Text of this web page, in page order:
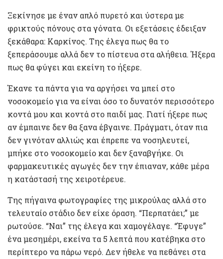
Ξεκίνησε με έναν απλό πυρετό και ύστερα με
φρικτούς πόνους στα γόνατα. Οι εξετάσεις έδειξαν
ξεκάθαρα: Καρκίνος. Της έλεγα πως θα το
ξεπεράσουμε αλλά δεν το πίστευα στα αλήθεια. Ήξερα
πως θα φύγει και εκείνη το ήξερε.
Έκανε τα πάντα για να αργήσει να μπεί στο
νοσοκομείο για να είναι όσο το δυνατόν περισσότερο
κοντά μου και κοντά στο παιδί μας. Γιατί ήξερε πως
αν έμπαινε δεν θα ξανα έβγαινε. Πράγματι, όταν πια
δεν γινόταν αλλιώς και έπρεπε να νοσηλευτεί,
μπήκε στο νοσοκομείο και δεν ξαναβγήκε. Οι
φαρμακευτικές αγωγές δεν την έπιαναν, κάθε μέρα
η κατάστασή της χειροτέρευε.
Της πήγαινα φωτογραφίες της μικρούλας αλλά στο
τελευταίο στάδιο δεν είχε όραση. “Περπατάει;” με
ρωτούσε. “Ναι” της έλεγα και χαμογέλαγε. “Έφυγε”
ένα μεσημέρι, εκείνα τα 5 λεπτά που κατέβηκα στο
περίπτερο να πάρω νερό. Δεν ήθελε να πεθάνει στα